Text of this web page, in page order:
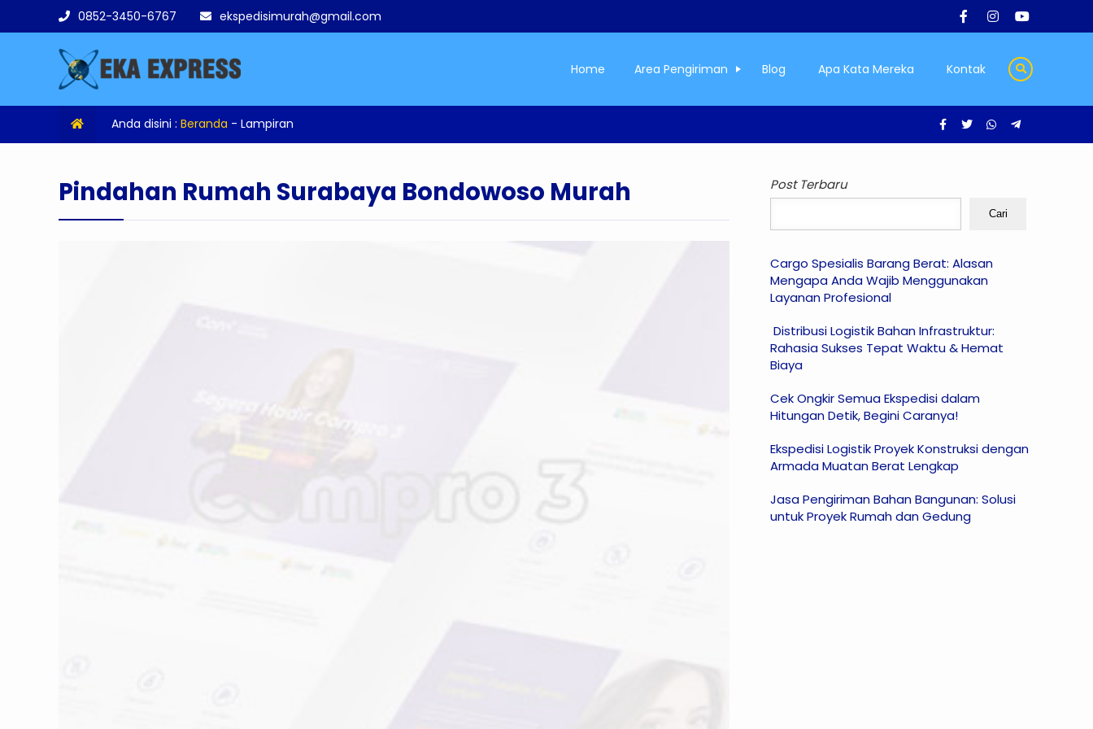
0852-3450-6767 ekspedisimurah@gmail.com
Home Area Pengiriman Blog Apa Kata Mereka Kontak
Anda disini : Beranda - Lampiran
Pindahan Rumah Surabaya Bondowoso Murah Post Terbaru
Cari
Cargo Spesialis Barang Berat: Alasan
Mengapa Anda Wajib Menggunakan
Layanan Profesional
Distribusi Logistik Bahan Infrastruktur:
Rahasia Sukses Tepat Waktu & Hemat
Biaya
Cek Ongkir Semua Ekspedisi dalam
Hitungan Detik, Begini Caranya!
Ekspedisi Logistik Proyek Konstruksi dengan
Armada Muatan Berat Lengkap
Jasa Pengiriman Bahan Bangunan: Solusi
untuk Proyek Rumah dan Gedung